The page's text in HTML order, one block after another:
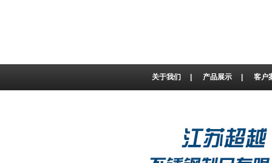
关于我们 产品展示 客户